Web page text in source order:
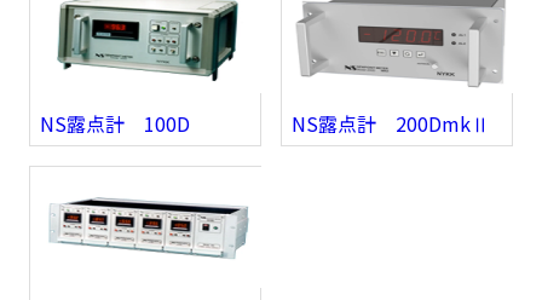
NS露点計 100D NS露点計 200DmkⅡ